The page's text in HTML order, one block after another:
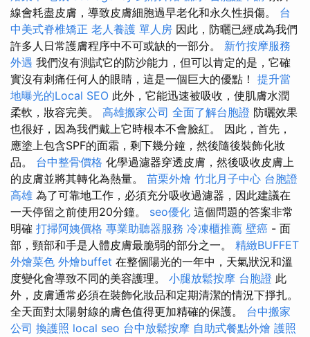
線會耗盡皮膚，導致皮膚細胞過早老化和永久性損傷。 台
中美式脊椎矯正 老人養護 單人房 因此，防曬已經成為我們
許多人日常護膚程序中不可或缺的一部分。 新竹按摩服務
外遇 我們沒有測試它的防沙能力，但可以肯定的是，它確
實沒有刺痛任何人的眼睛，這是一個巨大的優點！ 提升當
地曝光的Local SEO 此外，它能迅速被吸收，使肌膚水潤
柔軟，妝容完美。 高雄搬家公司 全面了解台胞證 防曬效果
也很好，因為我們戴上它時根本不會臉紅。 因此，首先，
應塗上包含SPF的面霜，剩下幾分鐘，然後隨後裝飾化妝
品。 台中整骨價格 化學過濾器穿透皮膚，然後吸收皮膚上
的皮膚並將其轉化為熱量。 苗栗外燴 竹北月子中心 台胞證
高雄 為了可靠地工作，必須充分吸收過濾器，因此建議在
一天停留之前使用20分鐘。 seo優化 這個問題的答案非常
明確 打掃阿姨價格 專業助聽器服務 冷凍櫃推薦 壁癌 - 面
部，頸部和手是人體皮膚最脆弱的部分之一。 精緻BUFFET
外燴菜色 外燴buffet 在整個陽光的一年中，天氣狀況和溫
度變化會導致不同的美容護理。 小腿放鬆按摩 台胞證 此
外，皮膚通常必須在裝飾化妝品和定期清潔的情況下掙扎。
全天面對太陽射線的膚色值得更加精確的保護。 台中搬家
公司 換護照 local seo 台中放鬆按摩 自助式餐點外燴 護照